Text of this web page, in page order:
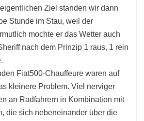
Ziel standen wir dann
Stunde im Stau, weil der
mochte er das Wetter auch
nach dem Prinzip 1 raus, 1 rein
Fiat500-Chauffeure waren auf
kleinere Problem. Viel nerviger
an Radfahrern in Kombination mit
die sich nebeneinander über die